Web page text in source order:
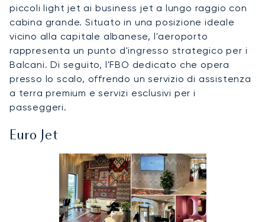
piccoli light jet ai business jet a lungo raggio con
cabina grande. Situato in una posizione ideale
vicino alla capitale albanese, l'aeroporto
rappresenta un punto d'ingresso strategico per i
Balcani. Di seguito, l'FBO dedicato che opera
presso lo scalo, offrendo un servizio di assistenza
a terra premium e servizi esclusivi per i
passeggeri.
Euro Jet